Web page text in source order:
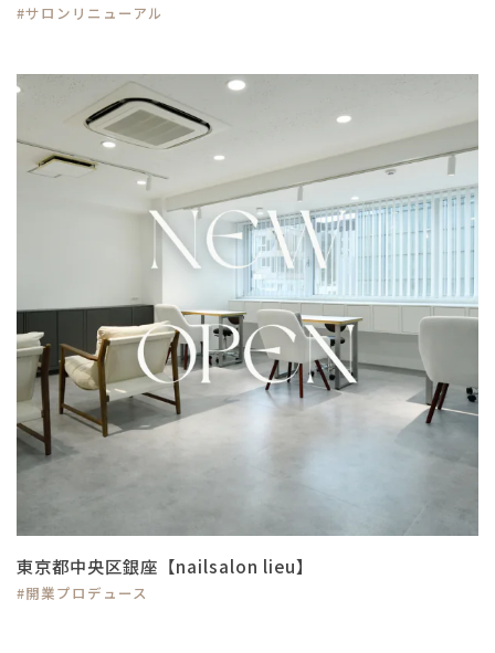
#サロンリニューアル
東京都中央区銀座【nailsalon lieu】
#開業プロデュース